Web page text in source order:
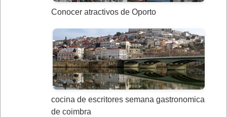
Conocer atractivos de Oporto
cocina de escritores semana gastronomica
de coimbra